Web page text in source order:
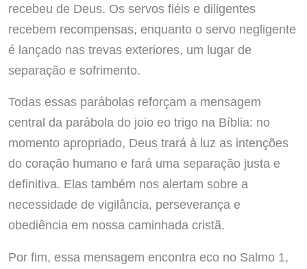
recebeu de Deus. Os servos fiéis e diligentes
recebem recompensas, enquanto o servo negligente
é lançado nas trevas exteriores, um lugar de
separação e sofrimento.
Todas essas parábolas reforçam a mensagem
central da parábola do joio eo trigo na Bíblia: no
momento apropriado, Deus trará à luz as intenções
do coração humano e fará uma separação justa e
definitiva. Elas também nos alertam sobre a
necessidade de vigilância, perseverança e
obediência em nossa caminhada cristã.
Por fim, essa mensagem encontra eco no Salmo 1,